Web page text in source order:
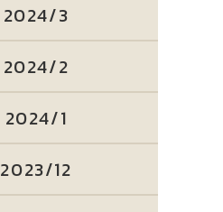
2024/3
2024/2
2024/1
2023/12